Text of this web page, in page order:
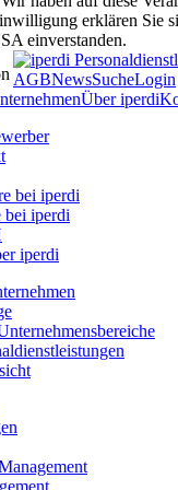
erklären Sie
einverstanden.
AGBNewsSucheLogin
Über iperdi
bei iperdi
bei iperdi
iperdi